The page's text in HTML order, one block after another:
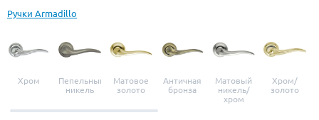
Ручки Armadillo
Хром
Пепельный
никель
Матовое
золото
Античная
бронза
Матовый
никель/
хром
Хром/
золото